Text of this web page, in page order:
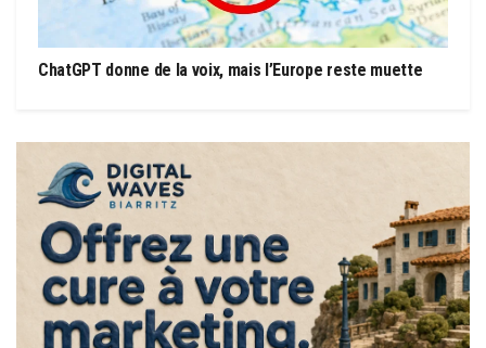
ChatGPT donne de la voix, mais l’Europe reste muette